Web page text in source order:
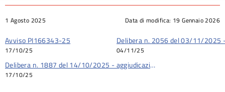
Data di modifica: 19 Gennaio 2026
1 Agosto 2025
Avviso PI166343-25
17/10/25
Delibera n. 1887 del 14/10/2025 - aggiudicazione
17/10/25
Delibera n. 2056 del 03/11/2025
04/11/25